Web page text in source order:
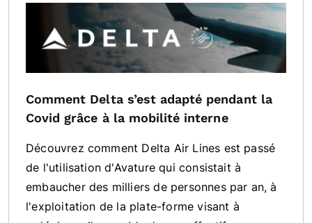
Comment Delta s’est adapté pendant la
Covid grâce à la mobilité interne
Découvrez comment Delta Air Lines est passé
de l'utilisation d'Avature qui consistait à
embaucher des milliers de personnes par an, à
l'exploitation de la plate-forme visant à